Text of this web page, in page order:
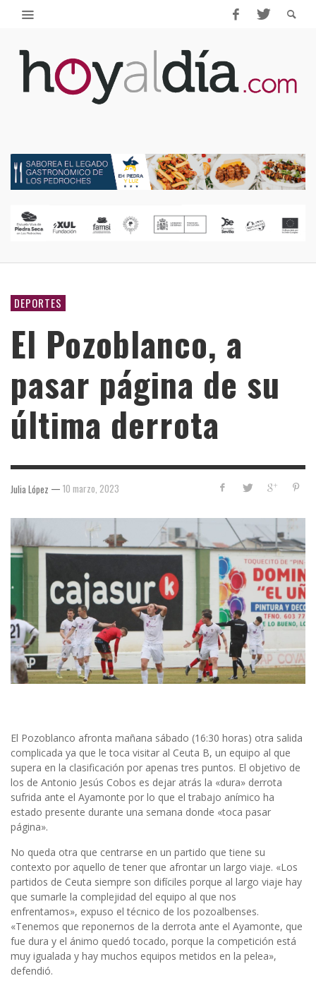
DEPORTES
El Pozoblanco, a
pasar página de su
última derrota
Julia López — 10 marzo, 2023
El Pozoblanco afronta mañana sábado (16:30 horas) otra salida
complicada ya que le toca visitar al Ceuta B, un equipo al que
supera en la clasificación por apenas tres puntos. El objetivo de
los de Antonio Jesús Cobos es dejar atrás la «dura» derrota
sufrida ante el Ayamonte por lo que el trabajo anímico ha
estado presente durante una semana donde «toca pasar
página».
No queda otra que centrarse en un partido que tiene su
contexto por aquello de tener que afrontar un largo viaje. «Los
partidos de Ceuta siempre son difíciles porque al largo viaje hay
que sumarle la complejidad del equipo al que nos
enfrentamos», expuso el técnico de los pozoalbenses.
«Tenemos que reponernos de la derrota ante el Ayamonte, que
fue dura y el ánimo quedó tocado, porque la competición está
muy igualada y hay muchos equipos metidos en la pelea»,
defendió.